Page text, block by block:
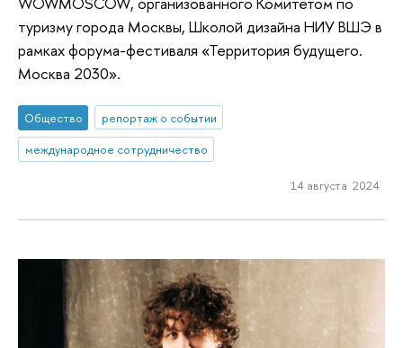
туризму города Москвы, Школой дизайна НИУ ВШЭ в
рамках форума-фестиваля «Территория будущего.
Москва 2030».
Общество
репортаж о событии
международное сотрудничество
14 августа 2024